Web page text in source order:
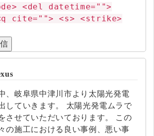
<del datetime="">
cite=""> <s> <strike>
、岐阜県中津川市より太陽光発電
していきます。 太陽光発電ムラで
させていただいております。 この
の施工における良い事例、悪い事